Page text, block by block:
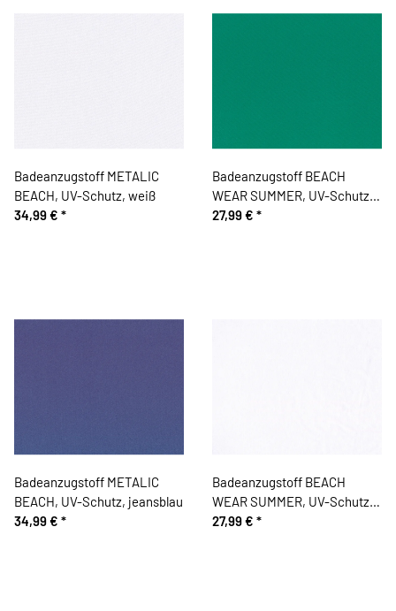
Badeanzugstoff METALIC
BEACH, UV-Schutz, weiß
34,99 € *
Badeanzugstoff BEACH
WEAR SUMMER, UV-Schutz,
grün
27,99 € *
Badeanzugstoff METALIC
BEACH, UV-Schutz, jeansblau
34,99 € *
Badeanzugstoff BEACH
WEAR SUMMER, UV-Schutz,
weiß
27,99 € *